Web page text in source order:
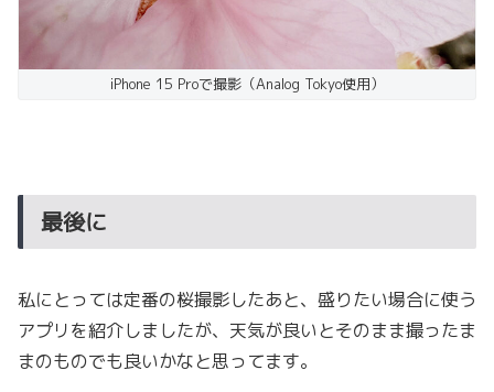
iPhone 15 Proで撮影（Analog Tokyo使用）
最後に
私にとっては定番の桜撮影したあと、盛りたい場合に使う
アプリを紹介しましたが、天気が良いとそのまま撮ったま
まのものでも良いかなと思ってます。